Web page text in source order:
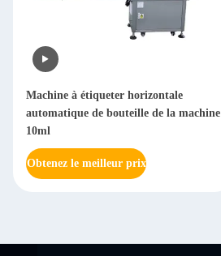
Machine à étiqueter horizontale
automatique de bouteille de la machine
10ml
Obtenez le meilleur prix